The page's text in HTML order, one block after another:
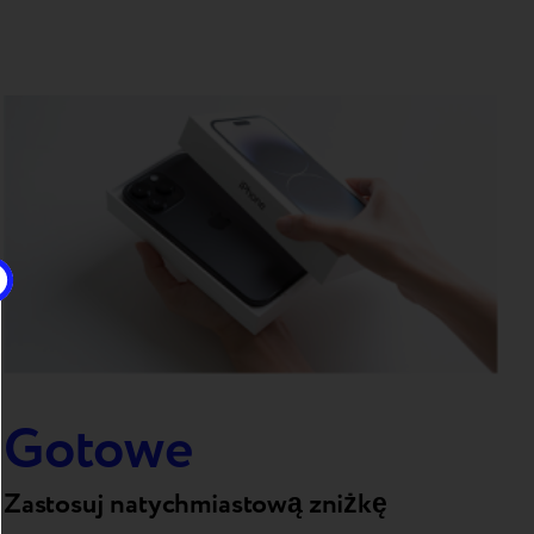
Gotowe
Zastosuj natychmiastową zniżkę